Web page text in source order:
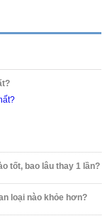
tốt, bao lâu thay 1 lần?
loại nào khỏe hơn?